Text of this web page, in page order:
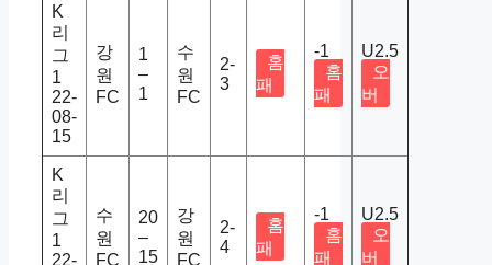
K
리
그
1
22-
08-
15
강
원
FC
1
–
1
수
원
FC
2-
3
홈
패
-1
홈
패
U2.5
오
버
K
리
그
1
22-
수
원
FC
20
–
15
강
원
FC
2-
4
홈
패
-1
홈
패
U2.5
오
버